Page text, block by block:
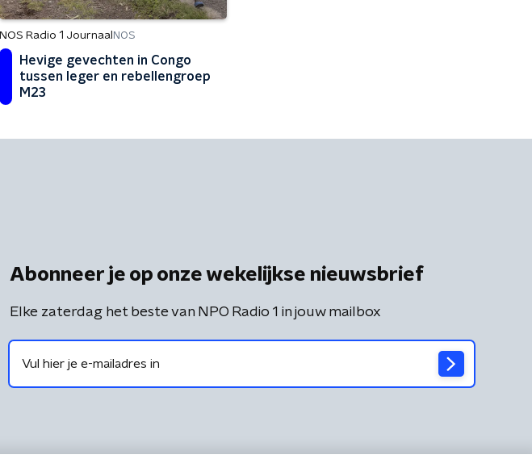
NOS Radio 1 Journaal NOS
Hevige gevechten in Congo
tussen leger en rebellengroep
M23
Abonneer je op onze wekelijkse nieuwsbrief
Elke zaterdag het beste van NPO Radio 1 in jouw mailbox